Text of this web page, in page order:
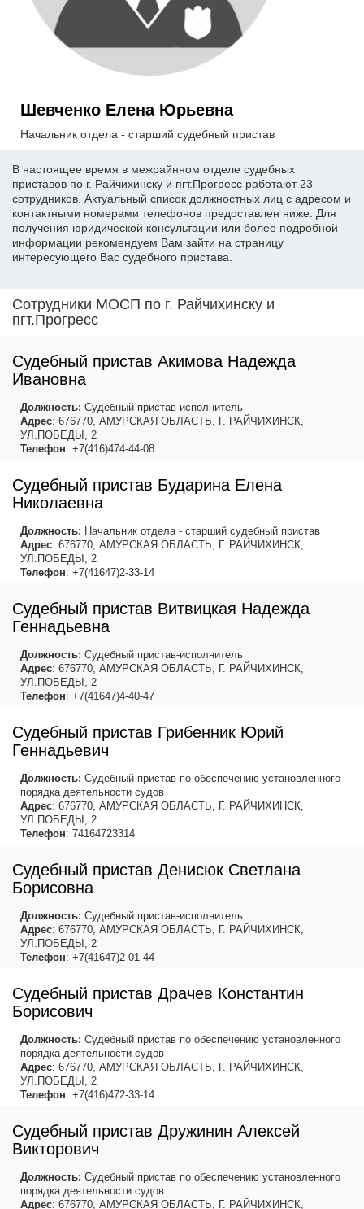
Шевченко Елена Юрьевна
Начальник отдела - старший судебный пристав
В настоящее время в межрайнном отделе судебных
приставов по г. Райчихинску и пгт.Прогресс работают 23
сотрудников. Актуальный список должностных лиц с адресом и
контактными номерами телефонов предоставлен ниже. Для
получения юридической консультации или более подробной
информации рекомендуем Вам зайти на страницу
интересующего Вас судебного пристава.
Сотрудники МОСП по г. Райчихинску и
пгт.Прогресс
Судебный пристав Акимова Надежда
Ивановна
Должность: Судебный пристав-исполнитель
Адрес: 676770, АМУРСКАЯ ОБЛАСТЬ, Г. РАЙЧИХИНСК,
УЛ.ПОБЕДЫ, 2
Телефон: +7(416)474-44-08
Судебный пристав Бударина Елена
Николаевна
Должность: Начальник отдела - старший судебный пристав
Адрес: 676770, АМУРСКАЯ ОБЛАСТЬ, Г. РАЙЧИХИНСК,
УЛ.ПОБЕДЫ, 2
Телефон: +7(41647)2-33-14
Судебный пристав Витвицкая Надежда
Геннадьевна
Должность: Судебный пристав-исполнитель
Адрес: 676770, АМУРСКАЯ ОБЛАСТЬ, Г. РАЙЧИХИНСК,
УЛ.ПОБЕДЫ, 2
Телефон: +7(41647)4-40-47
Судебный пристав Грибенник Юрий
Геннадьевич
Должность: Судебный пристав по обеспечению установленного
порядка деятельности судов
Адрес: 676770, АМУРСКАЯ ОБЛАСТЬ, Г. РАЙЧИХИНСК,
УЛ.ПОБЕДЫ, 2
Телефон: 74164723314
Судебный пристав Денисюк Светлана
Борисовна
Должность: Судебный пристав-исполнитель
Адрес: 676770, АМУРСКАЯ ОБЛАСТЬ, Г. РАЙЧИХИНСК,
УЛ.ПОБЕДЫ, 2
Телефон: +7(41647)2-01-44
Судебный пристав Драчев Константин
Борисович
Должность: Судебный пристав по обеспечению установленного
порядка деятельности судов
Адрес: 676770, АМУРСКАЯ ОБЛАСТЬ, Г. РАЙЧИХИНСК,
УЛ.ПОБЕДЫ, 2
Телефон: +7(416)472-33-14
Судебный пристав Дружинин Алексей
Викторович
Должность: Судебный пристав по обеспечению установленного
порядка деятельности судов
Адрес: 676770, АМУРСКАЯ ОБЛАСТЬ, Г. РАЙЧИХИНСК,